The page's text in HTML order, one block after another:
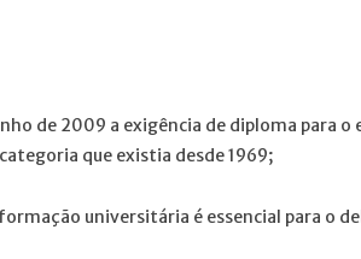
de 2009 a exigência de diploma para o
que existia desde 1969;
universitária é essencial para o